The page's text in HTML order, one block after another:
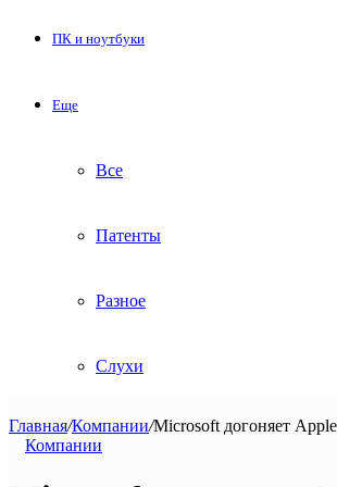
ПК и ноутбуки
Еще
Все
Патенты
Разное
Слухи
Главная/Компании/Microsoft догоняет
Компании